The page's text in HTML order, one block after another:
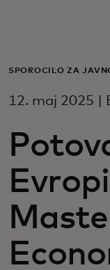
Za
Za
Novice in
SPOROČILO ZA
12. maj 2025 |